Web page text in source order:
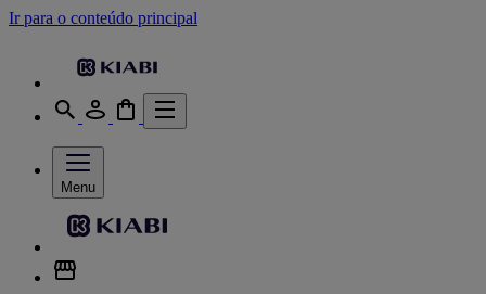
Ir para o conteúdo principal
Menu